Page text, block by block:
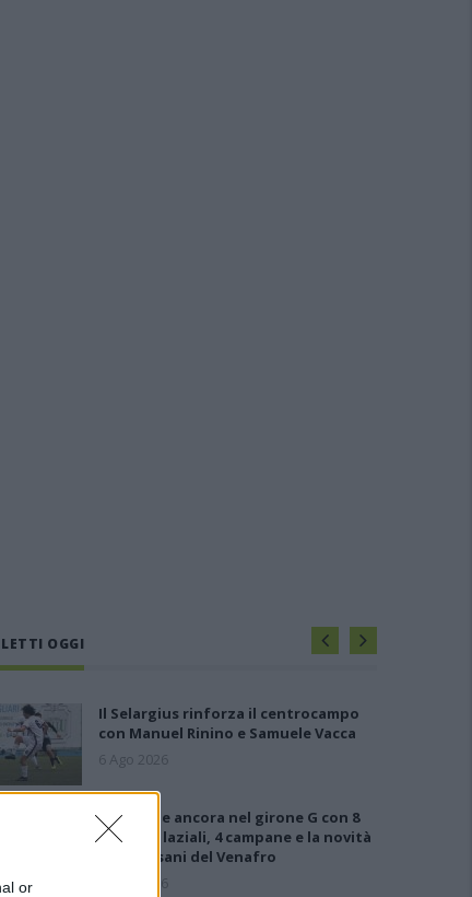
or
OGGI
Il Selargius rinforza il centrocampo
con Manuel Rinino e Samuele Vacca
6 Ago 2026
Le 5 sarde ancora nel girone G con 8
squadre laziali, 4 campane e la novità
dei molisani del Venafro
6 Ago 2026